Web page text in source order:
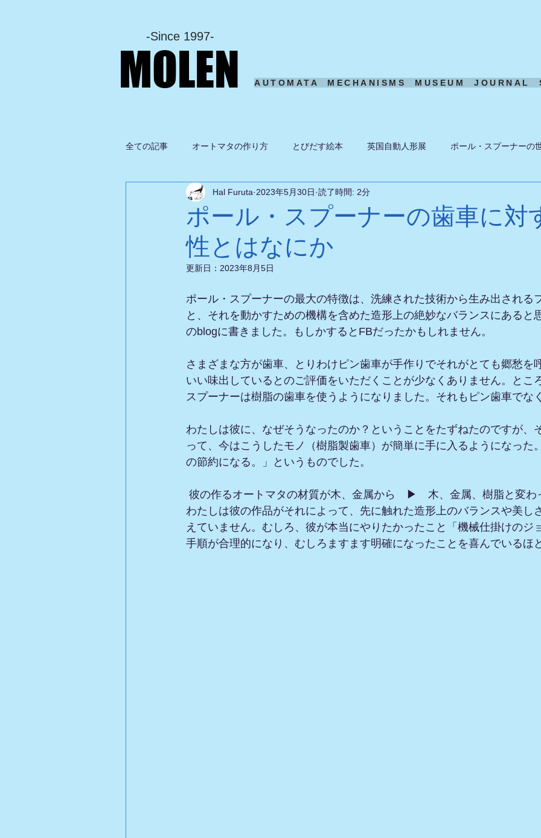
-Since 1997-
MOLEN AUTOMATA MECHANISMS MUSEUM JOURNAL
全ての記事 オートマタの作り方 とびだす絵本 英国自動人形展 ポール・スプーナーの
グルメ ドローン ある日の風景
ポール・スプーナーの歯車に対
性とはなにか
Hal Furuta 2023年5月30日 読了時間: 2分
更新日： 2023年8月5日
ポール・スプーナーの最大の特徴は、洗練された技術から生み出される
と、それを動かすための機構を含めた造形上の絶妙なバランスにあると
のblogに書きました。もしかするとFBだったかもしれません。
さまざまな方が歯車、とりわけピン歯車が手作りでそれがとても郷愁を
いい味出しているとのご評価をいただくことが少なくありません。とこ
スプーナーは樹脂の歯車を使うようになりました。それもピン歯車でな
わたしは彼に、なぜそうなったのか？ということをたずねたのですが、
って、今はこうしたモノ（樹脂製歯車）が簡単に手に入るようになった
の節約になる。」というものでした。
わたしは彼の作品がそれによって、先に触れた造形上のバランスや美し
えていません。むしろ、彼が本当にやりたかったこと「機械仕掛けのジ
手順が合理的になり、むしろますます明確になったことを喜んでいるほ